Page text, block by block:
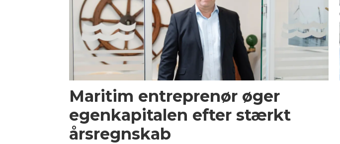
Maritim entreprenør øger
egenkapitalen efter stærkt
årsregnskab